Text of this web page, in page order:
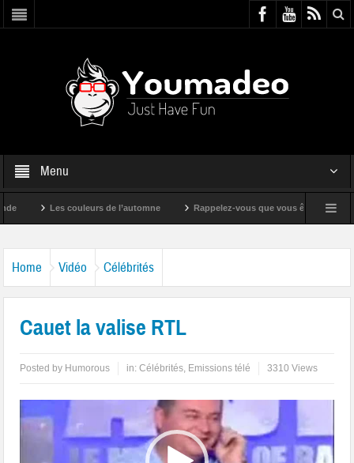
Menu
Les couleurs de l’automne Rappelez-vous que vous êtes super !
Home Vidéo Célébrités
Cauet la valise RTL
Posted by Humorous in:Célébrités, Emissions télé 3310 Views
Lecteur
vidéo